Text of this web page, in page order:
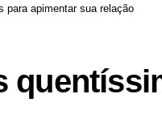
para apimentar sua relação